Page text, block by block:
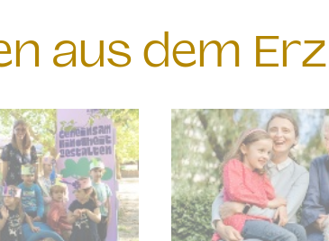
aus dem